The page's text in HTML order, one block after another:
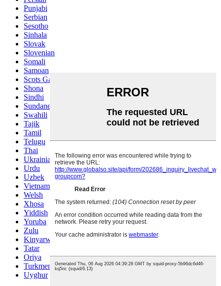
Punjabi
Serbian
Sesotho
Sinhala
Slovak
Slovenian
Somali
Samoan
Scots Gaelic
Shona
Sindhi
Sundanese
Swahili
Tajik
Tamil
Telugu
Thai
Ukrainian
Urdu
Uzbek
Vietnamese
Welsh
Xhosa
Yiddish
Yoruba
Zulu
Kinyarwanda
Tatar
Oriya
Turkmen
Uyghur